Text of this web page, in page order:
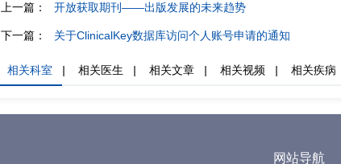
上一篇： 开放获取期刊——出版发展的未来趋势
下一篇： 关于ClinicalKey数据库访问个人账号申请的通知
相关科室 | 相关医生 | 相关文章 | 相关视频 | 相关疾病
网站导航